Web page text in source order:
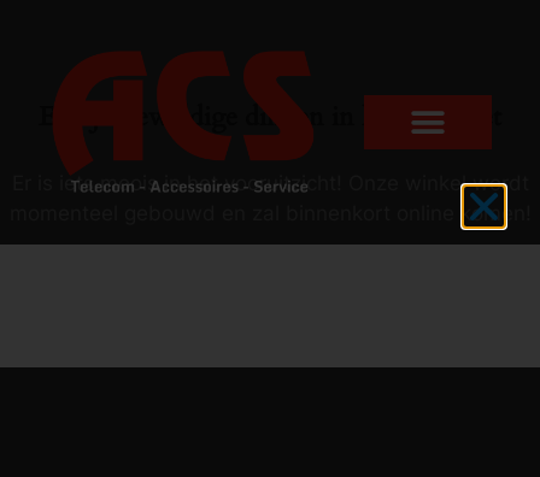
Er zijn geweldige dingen in het verschiet
Er is iets moois in het vooruitzicht! Onze winkel wordt
momenteel gebouwd en zal binnenkort online komen!